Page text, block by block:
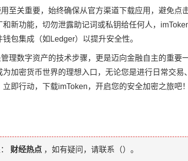
至关重要，始终确保从官方渠道下载应用，避免点
新功能，切勿泄露助记词或私钥给任何人，
包集成（如Ledger）以提升安全性。
理数字资产的技术步骤，更是迈向金融自主的重要
加密货币世界的理想入口，无论您是进行日常交
即行动，下载imToken，开启您的安全加密之旅吧
财经热点 ，如有疑问，请联系（）。